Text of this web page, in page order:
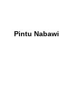
Pintu Nabawi